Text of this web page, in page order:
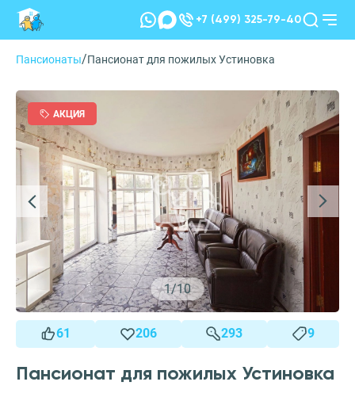
+7 (499) 325-79-40
Пансионаты/Пансионат для пожилых Устиновка
1/10
АКЦИЯ
61 206 293 9
Пансионат для пожилых Устиновка